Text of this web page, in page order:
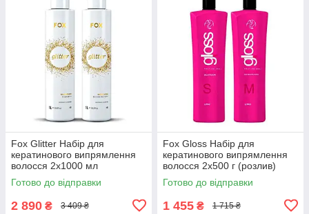
Fox Glitter Набір для
кератинового випрямлення
волосся 2х1000 мл
Готово до відправки
2 890 ₴ 3 409 ₴
Fox Gloss Набір для
кератинового випрямлення
волосся 2х500 г (розлив)
Готово до відправки
1 455 ₴ 1 715 ₴